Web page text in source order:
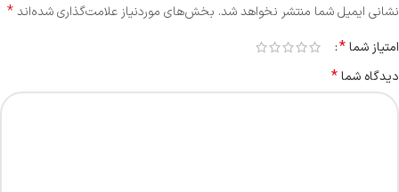
نشانی ایمیل شما منتشر نخواهد شد. بخش‌های موردنیاز علامت‌گذاری شده‌اند*
امتیاز شما*
دیدگاه شما*